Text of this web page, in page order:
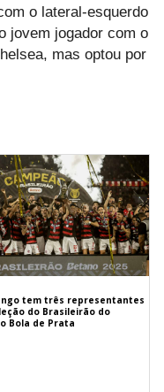
o lateral-esquerdo
jovem jogador com o
mas optou por
tem três representantes
do Brasileirão do
Bola de Prata